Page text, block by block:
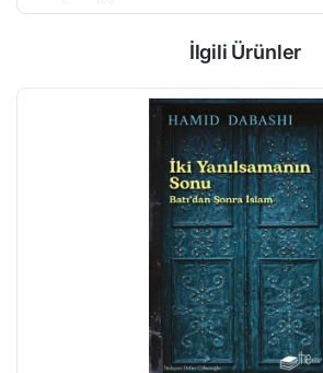
İlgili Ürünler